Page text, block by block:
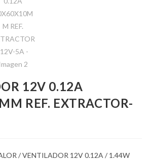
12V 0.12A
REF. EXTRACTOR-
/ VENTILADOR 12V 0.12A / 1.44W